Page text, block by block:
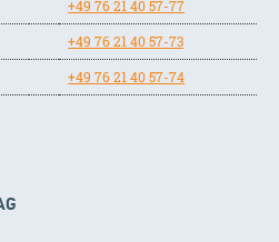
+49 76 21 40 57-77
+49 76 21 40 57-73
+49 76 21 40 57-74